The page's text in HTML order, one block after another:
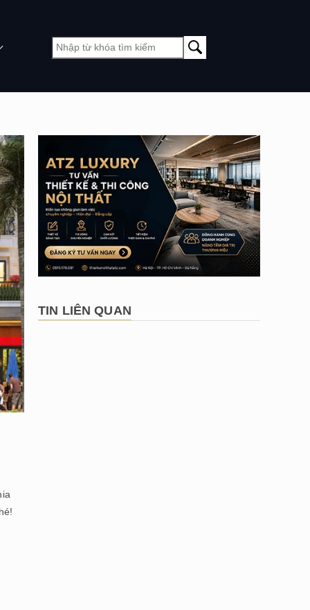
TIN LIÊN QUAN